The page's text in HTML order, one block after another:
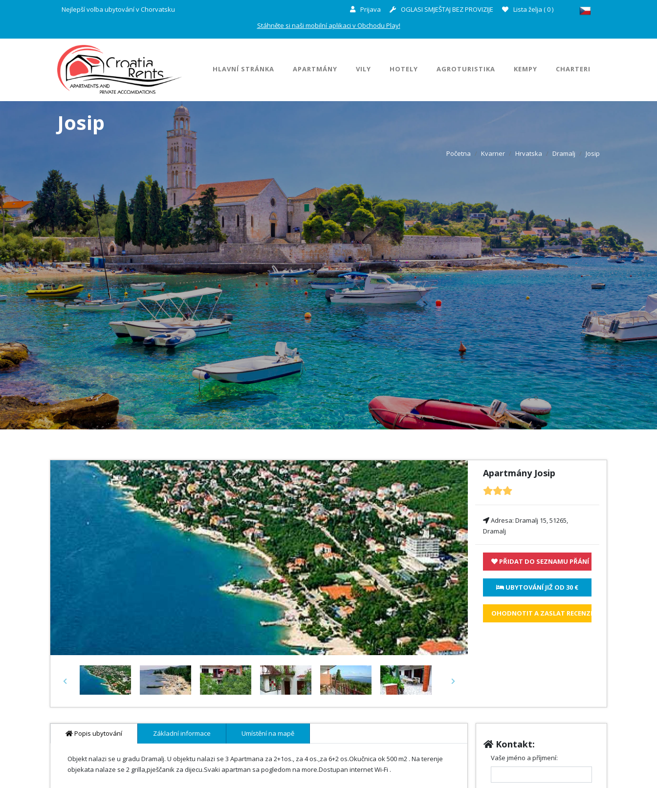
Nejlepší volba ubytování v Chorvatsku Prijava OGLASI SMJEŠTAJ BEZ PROVIZIJE Lista želja (0)
Stáhněte si naši mobilní aplikaci v Obchodu Play!
HLAVNÍ STRÁNKA APARTMÁNY VILY HOTELY AGROTURISTIKA KEMPY CHARTERI
Josip
Početna Kvarner Hrvatska Dramalj Josip
Previous Next
Apartmány Josip
Adresa: Dramalj 15, 51265,
Dramalj
PŘIDAT DO SEZNAMU PŘÁNÍ
UBYTOVÁNÍ JIŽ OD 30 €
OHODNOTIT A ZASLAT RECENZI
Popis ubytování Základní informace Umístění na mapě
Objekt nalazi se u gradu Dramalj. U objektu nalazi se 3 Apartmana za 2+1os., za 4 os.,za 6+2 os.Okučnica ok 500 m2 . Na terenje
objekata nalaze se 2 grilla,pješčanik za dijecu.Svaki apartman sa pogledom na more.Dostupan internet Wi-Fi .
Kontakt:
Vaše jméno a příjmení: